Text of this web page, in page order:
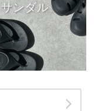
サンダル